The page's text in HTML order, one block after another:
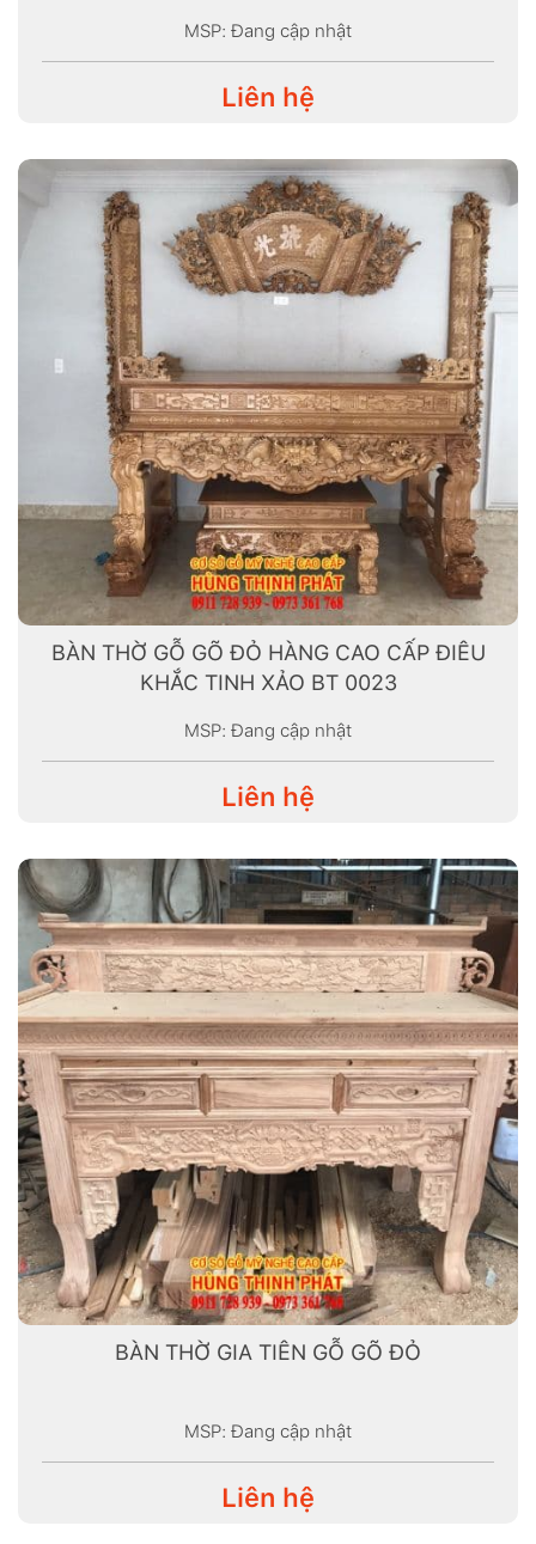
MSP: Đang cập nhật
Liên hệ
BÀN THỜ GỖ GÕ ĐỎ HÀNG CAO CẤP ĐIÊU
KHẮC TINH XẢO BT 0023
MSP: Đang cập nhật
Liên hệ
BÀN THỜ GIA TIÊN GỖ GÕ ĐỎ
MSP: Đang cập nhật
Liên hệ